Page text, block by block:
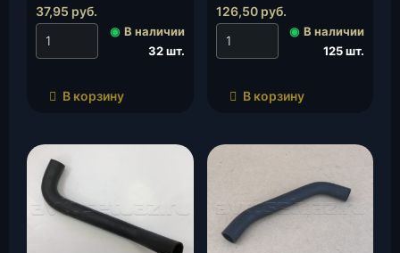
40904 Е-3 (бочонок)
D=25 мм
(406.1306035-10), шт.
37,95 руб.
◉ В наличии
32 шт.
В корзину
126,50 руб.
◉ В наличии
125 шт.
В корзину